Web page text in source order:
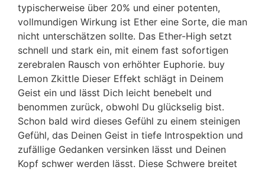
typischerweise über 20% und einer potenten,
vollmundigen Wirkung ist Ether eine Sorte, die man
nicht unterschätzen sollte. Das Ether-High setzt
schnell und stark ein, mit einem fast sofortigen
zerebralen Rausch von erhöhter Euphorie. buy
Lemon Zkittle Dieser Effekt schlägt in Deinem
Geist ein und lässt Dich leicht benebelt und
benommen zurück, obwohl Du glückselig bist.
Schon bald wird dieses Gefühl zu einem steinigen
Gefühl, das Deinen Geist in tiefe Introspektion und
zufällige Gedanken versinken lässt und Deinen
Kopf schwer werden lässt. Diese Schwere breitet